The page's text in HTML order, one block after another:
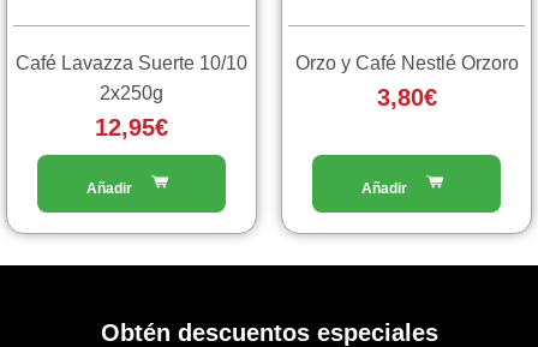
Café Lavazza Suerte 10/10
2x250g
12,95€
Orzo y Café Nestlé Orzoro
3,80€
Obtén descuentos especiales